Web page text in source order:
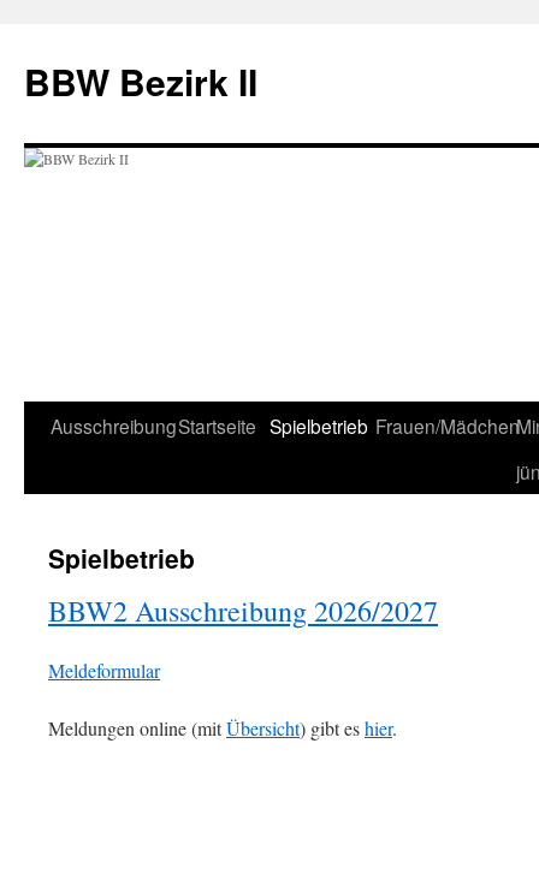
BBW Bezirk II
Zum
AusschreibungStartseite Spielbetrieb Frauen/Mädchen
Spielbetrieb
BBW2 Ausschreibung 2026/2027
Meldeformular
Meldungen online (mitÜbersicht) gibt eshier.